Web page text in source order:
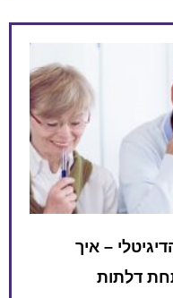
– איך
דלתות